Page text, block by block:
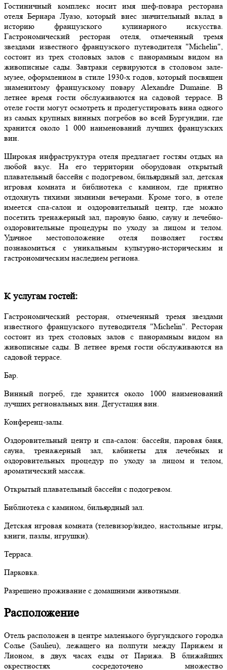
Гостиничный комплекс носит имя шеф-повара ресторана
отеля Бернара Луазо, который внес значительный вклад в
историю французского кулинарного искусства.
Гастрономический ресторан отеля, отмеченный тремя
звездами известного французского путеводителя "Michelin",
состоит из трех столовых залов с панорамным видом на
живописные сады. Завтраки сервируются в столовом зале-
музее, оформленном в стиле 1930-х годов, который посвящен
знаменитому французскому повару Alexandre Dumaine. В
летнее время гости обслуживаются на садовой террасе. В
отеле гости могут осмотреть и продегустировать вина одного
из самых крупных винных погребов во всей Бургундии, где
хранится около 1 000 наименований лучших французских
вин.
Широкая инфраструктура отеля предлагает гостям отдых на
любой вкус. На его территории оборудован открытый
плавательный бассейн с подогревом, бильярдный зал, детская
игровая комната и библиотека с камином, где приятно
отдохнуть тихими зимними вечерами. Кроме того, в отеле
имеется спа-салон и оздоровительный центр, где можно
посетить тренажерный зал, паровую баню, сауну и лечебно-
оздоровительные процедуры по уходу за лицом и телом.
Удачное местоположение отеля позволяет гостям
познакомиться с уникальным культурно-историческим и
гастрономическим наследием региона.
К услугам гостей:
Гастрономический ресторан, отмеченный тремя звездами
известного французского путеводителя "Michelin". Ресторан
состоит из трех столовых залов с панорамным видом на
живописные сады. В летнее время гости обслуживаются на
садовой террасе.
Бар.
Винный погреб, где хранится около 1000 наименований
лучших региональных вин. Дегустация вин.
Конференц-залы.
Оздоровительный центр и спа-салон: бассейн, паровая баня,
сауна, тренажерный зал, кабинеты для лечебных и
оздоровительных процедур по уходу за лицом и телом,
ароматический массаж.
Открытый плавательный бассейн с подогревом.
Библиотека с камином, бильярдный зал.
Детская игровая комната (телевизор/видео, настольные игры,
книги, пазлы, игрушки).
Терраса.
Парковка.
Разрешено проживание с домашними животными.
Расположение
Отель расположен в центре маленького бургундского городка
Солье (Saulieu), лежащего на полпути между Парижем и
Лионом, в двух часах езды от Парижа. В ближайших
окрестностях сосредоточено множество